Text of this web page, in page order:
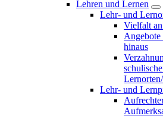
Lehren und Lernen
Lehr- und
Vielfalt
hinaus
Lehr- und